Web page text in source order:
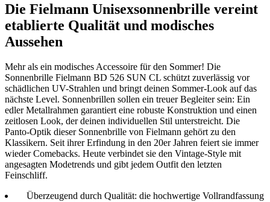
Die Fielmann Unisexsonnenbrille vereint
etablierte Qualität und modisches
Aussehen
Mehr als ein modisches Accessoire für den Sommer! Die
Sonnenbrille Fielmann BD 526 SUN CL schützt zuverlässig vor
schädlichen UV-Strahlen und bringt deinen Sommer-Look auf das
nächste Level. Sonnenbrillen sollen ein treuer Begleiter sein: Ein
edler Metallrahmen garantiert eine robuste Konstruktion und einen
zeitlosen Look, der deinen individuellen Stil unterstreicht. Die
Panto-Optik dieser Sonnenbrille von Fielmann gehört zu den
Klassikern. Seit ihrer Erfindung in den 20er Jahren feiert sie immer
wieder Comebacks. Heute verbindet sie den Vintage-Style mit
angesagten Modetrends und gibt jedem Outfit den letzten
Feinschliff.
Überzeugend durch Qualität: die hochwertige Vollrandfassung